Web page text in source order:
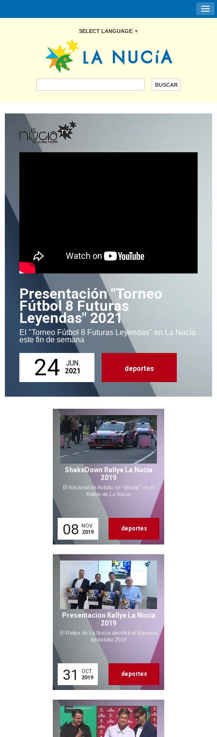
SELECT LANGUAGE ▼
Presentación "Torneo
Fútbol 8 Futuras
Leyendas" 2021
El "Torneo Fútbol 8 Futuras Leyendas" en La Nucía
este fin de semana
24
JUN.
2021
deportes
ShakeDown Rallye La Nucia
2019
El Nacional de Asfalto se "decide" en el
Rallye de La Nucía
08 NOV.
2019
deportes
Presentación Rallye La Nucía
2019
El Rallye de La Nucía decidirá el Nacional
de Asfalto 2019
31
OCT.
2019
deportes